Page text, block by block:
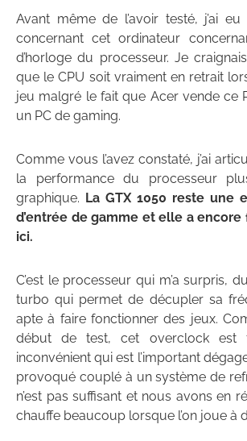
Avant même de l’avoir testé, j’ai
concernant cet ordinateur
d’horloge du processeur. Je
que le CPU soit vraiment en retrait
jeu malgré le fait que Acer vende ce
un PC de gaming.
Comme vous l’avez constaté, j’ai
la performance du processeur
graphique. La GTX 1050 reste une
d’entrée de gamme et elle a encore
ici.
C’est le processeur qui m’a surpris,
turbo qui permet de décupler sa
apte à faire fonctionner des jeux.
début de test, cet overclock est
inconvénient qui est l’important
provoqué couplé à un système de
n’est pas suffisant et nous avons en
chauffe beaucoup lorsque l’on joue à